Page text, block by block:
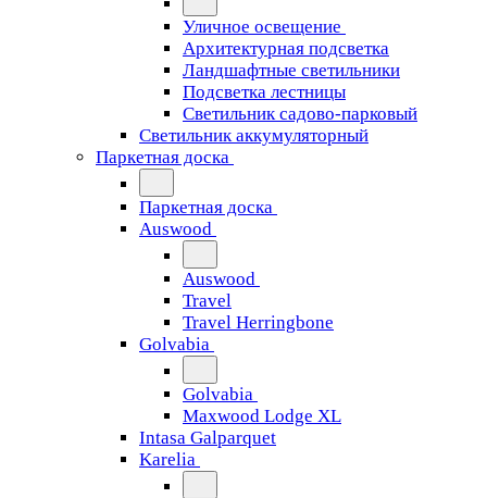
Уличное освещение
Архитектурная подсветка
Ландшафтные светильники
Подсветка лестницы
Светильник садово-парковый
Светильник аккумуляторный
Паркетная доска
Паркетная доска
Auswood
Auswood
Travel
Travel Herringbone
Golvabia
Golvabia
Maxwood Lodge XL
Intasa Galparquet
Karelia